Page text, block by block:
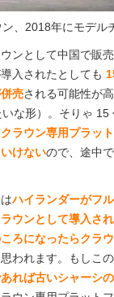
ン、2018年にモデル
ンとして中国で販
入されたとしても
売される可能性が
な形）。そりゃ 15
ラウン専用プラッ
けないので、途中
ハイランダーがフ
ウンとして導入さ
ろになったらクラ
われます。もしこ
れば古いシャーシ